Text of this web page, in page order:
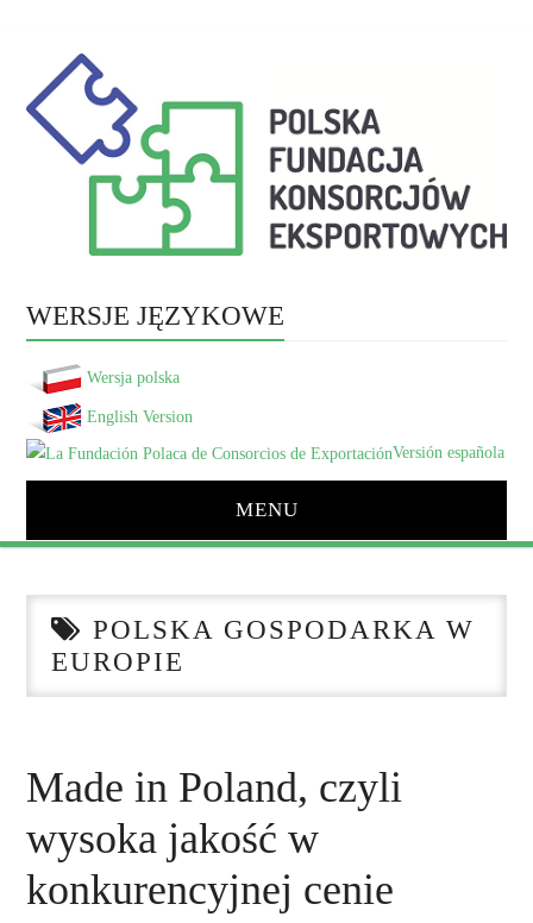
WERSJE JĘZYKOWE
Wersja polska
English Version
Versión española
MENU
KALENDARIUM WYDARZEŃ
WSPÓŁPRACA
NASZE KONSORCJA
DOTACJE
POLSKA GOSPODARKA W
EUROPIE
Made in Poland, czyli
wysoka jakość w
konkurencyjnej cenie